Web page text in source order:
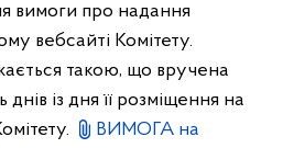
вимоги про надання
вебсайті Комітету.
такою, що вручена
із дня її розміщення на
ВИМОГА на